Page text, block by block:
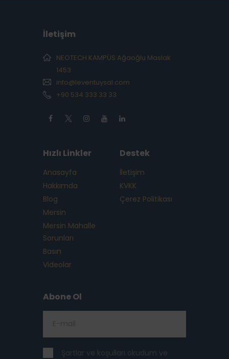
İletişim
NEOTECH KAMPÜS Ağaoğlu Maslak
1453
info@leventuysal.com
+90 534 333 33 33
Hızlı Linkler
Anasayfa
Hakkımda
Blog
Mersin
Mersin Mahalle
Sorunları
Basın
Videolar
Destek
İletişim
KVKK
Çerez Politikası
Abone Ol
Şartlar ve koşulları okudum ve